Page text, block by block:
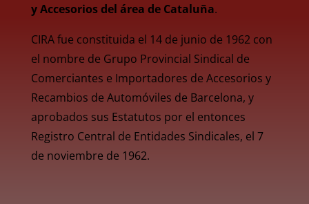
y Accesorios del área de Cataluña.
CIRA fue constituida el 14 de junio de 1962 con
el nombre de Grupo Provincial Sindical de
Comerciantes e Importadores de Accesorios y
Recambios de Automóviles de Barcelona, y
aprobados sus Estatutos por el entonces
Registro Central de Entidades Sindicales, el 7
de noviembre de 1962.